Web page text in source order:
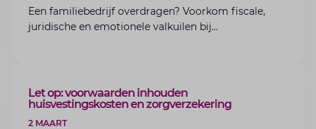
Een familiebedrijf overdragen? Voorkom fiscale,
juridische en emotionele valkuilen bij
ARTIKEL
Let op: voorwaarden inhouden
huisvestingskosten en zorgverzekering
2 MAART